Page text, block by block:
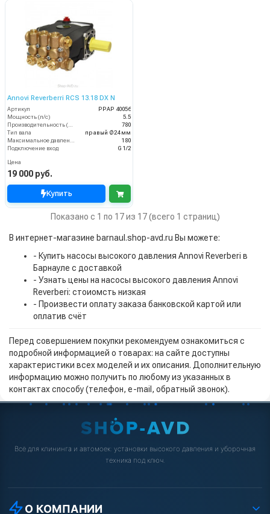
Annovi Reverberri RCS 13.18 DX N
Артикул
PPAP 40056
Мощность (л/с)
5.5
Производительность (л/ч)
780
Тип вала
правый Ø24 мм
Максимальное давление воды (бар)
180
Подключение вход
G 1/2
Цена
19 000 руб.
Купить
Показано с 1 по 17 из 17 (всего 1 страниц)
В интернет-магазине barnaul.shop-avd.ru Вы можете:
- Купить насосы высокого давления Annovi Reverberi в
Барнауле с доставкой
- Узнать цены на насосы высокого давления Annovi
Reverberi: стоиомсть низкая
- Произвести оплату заказа банковской картой или
оплатив счёт
Перед совершением покупки рекомендуем ознакомиться с
подробной информацией о товарах: на сайте доступны
характеристики всех моделей и их описания. Дополнительную
информацию можно получить по любому из указанных в
контактах способу (телефон, e-mail, обратный звонок).
Всё для клининга и автомоек: установки высокого давления и уборочная
техника под ключ.
О КОМПАНИИ